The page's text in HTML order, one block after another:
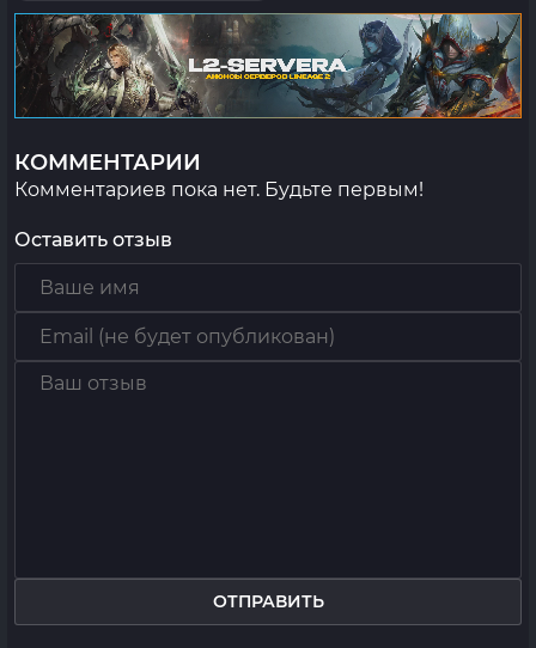
КОММЕНТАРИИ
Комментариев пока нет. Будьте первым!
Оставить отзыв
ОТПРАВИТЬ